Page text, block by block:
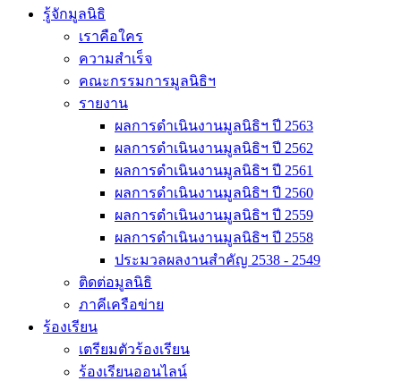
รู้จักมูลนิธิ
เราคือใคร
ความสำเร็จ
คณะกรรมการมูลนิธิฯ
รายงาน
ผลการดำเนินงานมูลนิธิฯ ปี 2563
ผลการดำเนินงานมูลนิธิฯ ปี 2562
ผลการดำเนินงานมูลนิธิฯ ปี 2561
ผลการดำเนินงานมูลนิธิฯ ปี 2560
ผลการดำเนินงานมูลนิธิฯ ปี 2559
ผลการดำเนินงานมูลนิธิฯ ปี 2558
ประมวลผลงานสำคัญ 2538 - 2549
ติดต่อมูลนิธิ
ภาคีเครือข่าย
ร้องเรียน
เตรียมตัวร้องเรียน
ร้องเรียนออนไลน์